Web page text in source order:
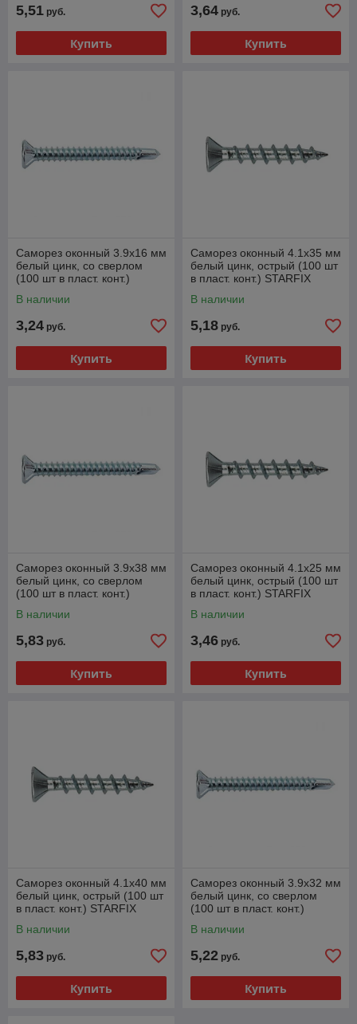
5,51 руб.
Купить
3,64 руб.
Купить
Саморез оконный 3.9х16 мм
белый цинк, со сверлом
(100 шт в пласт. конт.)
В наличии
3,24 руб.
Купить
Саморез оконный 4.1х35 мм
белый цинк, острый (100 шт
в пласт. конт.) STARFIX
В наличии
5,18 руб.
Купить
Саморез оконный 3.9х38 мм
белый цинк, со сверлом
(100 шт в пласт. конт.)
В наличии
5,83 руб.
Купить
Саморез оконный 4.1х25 мм
белый цинк, острый (100 шт
в пласт. конт.) STARFIX
В наличии
3,46 руб.
Купить
Саморез оконный 4.1х40 мм
белый цинк, острый (100 шт
в пласт. конт.) STARFIX
В наличии
5,83 руб.
Купить
Саморез оконный 3.9х32 мм
белый цинк, со сверлом
(100 шт в пласт. конт.)
В наличии
5,22 руб.
Купить